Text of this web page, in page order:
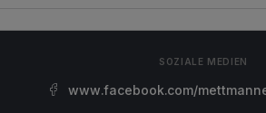
SOZIALE MEDIEN
www.facebook.com/